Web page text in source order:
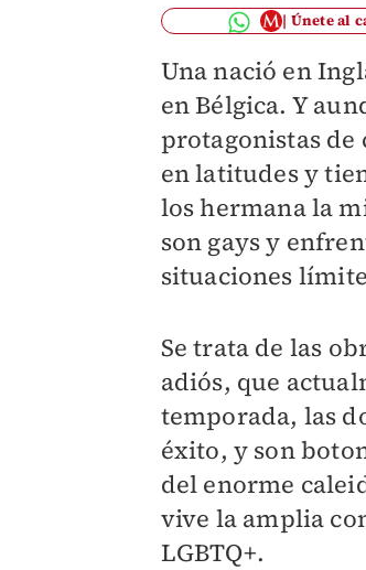
Únete al
Una nació en
en Bélgica. Y
protagonistas de
en latitudes y
los hermana la
son gays y
situaciones
Se trata de las
adiós, que
temporada, las
éxito, y son
del enorme
vive la amplia
LGBTQ+.